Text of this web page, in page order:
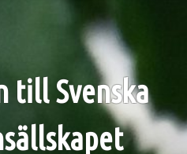
till Svenska